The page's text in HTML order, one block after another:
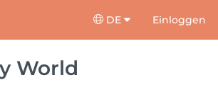
DE Einloggen
World